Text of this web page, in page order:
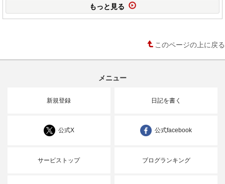
もっと見る
このページの上に戻る
メニュー
新規登録 日記を書く
公式X 公式facebook
サービストップ ブログランキング